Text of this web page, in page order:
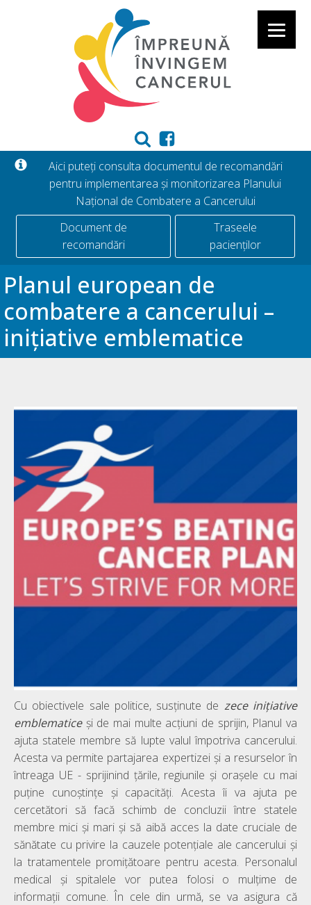
Aici puteți consulta documentul de recomandări
pentru implementarea și monitorizarea Planului
Național de Combatere a Cancerului
Document de
recomandări
Traseele
pacienților
Planul european de
combatere a cancerului –
inițiative emblematice
Cu obiectivele sale politice, susținute de zece inițiative
emblematice și de mai multe acțiuni de sprijin, Planul va
ajuta statele membre să lupte valul împotriva cancerului.
Acesta va permite partajarea expertizei și a resurselor în
întreaga UE - sprijinind țările, regiunile și orașele cu mai
puține cunoștințe și capacități. Acesta îi va ajuta pe
cercetători să facă schimb de concluzii între statele
membre mici și mari și să aibă acces la date cruciale de
sănătate cu privire la cauzele potențiale ale cancerului și
la tratamentele promițătoare pentru acesta. Personalul
medical și spitalele vor putea folosi o mulțime de
informații comune. În cele din urmă, se va asigura că